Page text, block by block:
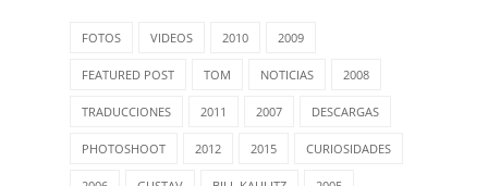
FOTOS VIDEOS 2010 2009
FEATURED POST TOM NOTICIAS 2008
TRADUCCIONES 2011 2007 DESCARGAS
PHOTOSHOOT 2012 2015 CURIOSIDADES